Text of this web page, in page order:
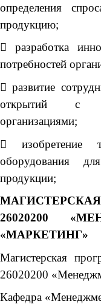
определения
продукцию;
 разработка
потребностей
 развитие
открытий с
организациями;
 изобретение
оборудования
продукции;
26020200
«МАРКЕТИНГ»
Магистерская
26020200
Кафедра